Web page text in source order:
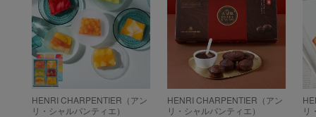
HENRI CHARPENTIER（アン
リ・シャルパンティエ）
HENRI CHARPENTIER（アン
リ・シャルパンティエ）
リ